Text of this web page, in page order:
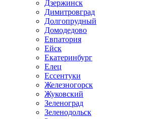
Дзержинск
Димитровград
Долгопрудный
Домодедово
Евпатория
Ейск
Екатеринбург
Елец
Ессентуки
Железногорск
Жуковский
Зеленоград
Зеленодольск